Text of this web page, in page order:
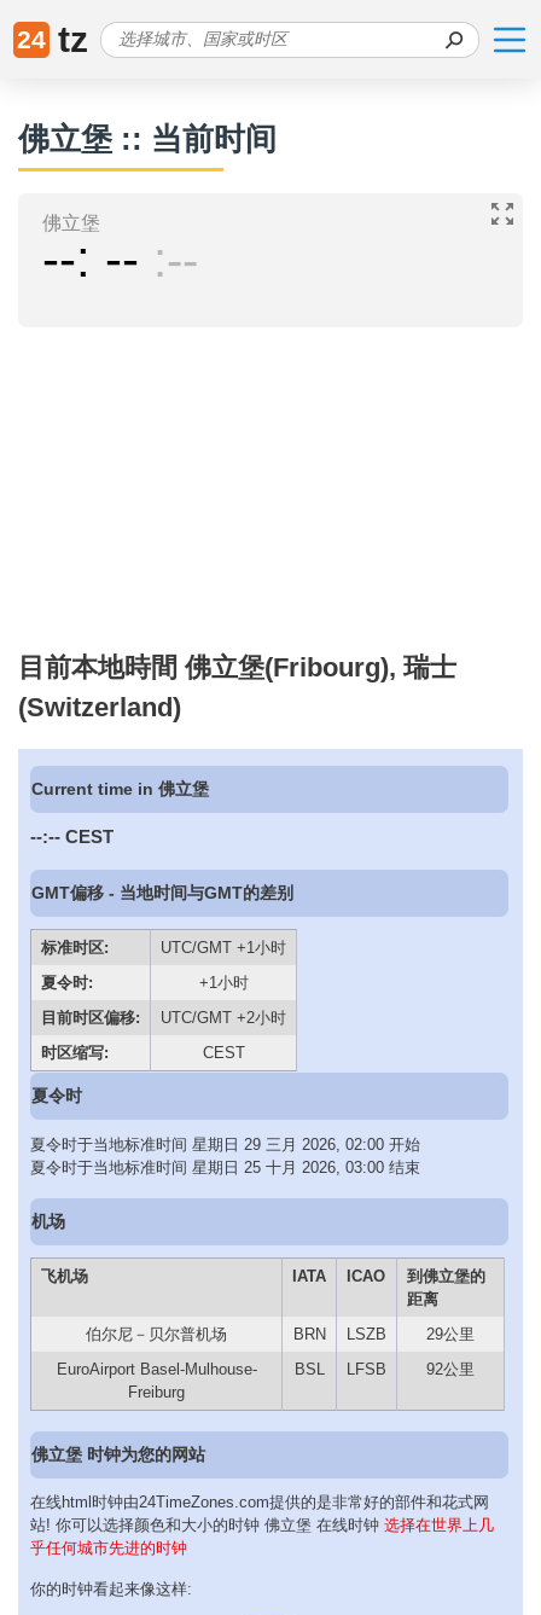
24 tz
佛立堡 :: 当前时间
佛立堡
-- -- --
目前本地時間 佛立堡(Fribourg), 瑞士
(Switzerland)
Current time in 佛立堡
--:-- CEST
GMT偏移 - 当地时间与GMT的差别
标准时区:
UTC/GMT +1小时
夏令时:
+1小时
目前时区偏移:
UTC/GMT +2小时
时区缩写:
CEST
夏令时
夏令时于当地标准时间 星期日 29 三月 2026, 02:00 开始
夏令时于当地标准时间 星期日 25 十月 2026, 03:00 结束
机场
飞机场 IATA ICAO
到佛立堡的
距离
伯尔尼－贝尔普机场
BRN LSZB
29公里
EuroAirport Basel-Mulhouse-
Freiburg
BSL LFSB 92公里
佛立堡 时钟为您的网站
在线html时钟由24TimeZones.com提供的是非常好的部件和花式网
站! 你可以选择颜色和大小的时钟 佛立堡 在线时钟 选择在世界上几
乎任何城市先进的时钟
你的时钟看起来像这样: